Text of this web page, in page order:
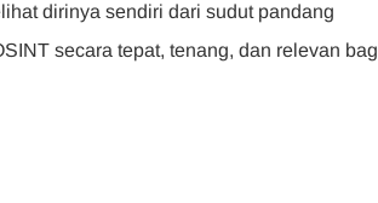
dirinya sendiri dari sudut pandang
secara tepat, tenang, dan relevan